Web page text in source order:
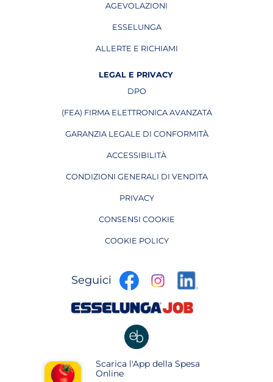
AGEVOLAZIONI
ESSELUNGA
APRE IN UNA NUOVA PAGINA
ALLERTE E RICHIAMI
APRE IN UNA NUOVA PAGINA
LEGAL E PRIVACY
DPO
APRE IN UNA NUOVA PAGINA
(FEA) FIRMA ELETTRONICA AVANZATA
APRE IN UNA NUOVA PAGINA
GARANZIA LEGALE DI CONFORMITÀ
ACCESSIBILITÀ
CONDIZIONI GENERALI DI VENDITA
PRIVACY
CONSENSI COOKIE
COOKIE POLICY
Seguici
apre
una
pagina
apre
una
in
pagina
in
Scarica l'App della Spesa
Online